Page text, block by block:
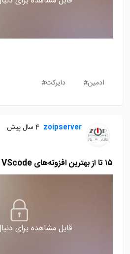
ادمین# دایرکت#
zoipserver 4 سال پیش
۱۵ تا از بهترین افزونه‌های VScode در سال ۲۰۲۲
قابل مشاهده برای